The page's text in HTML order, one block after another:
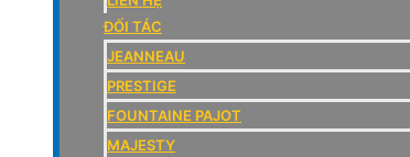
ĐỐI TÁC
JEANNEAU
PRESTIGE
FOUNTAINE PAJOT
MAJESTY